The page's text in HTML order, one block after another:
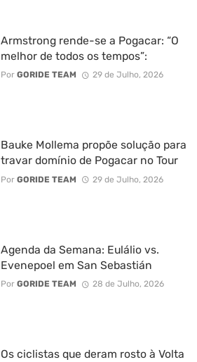
Armstrong rende-se a Pogacar: “O
melhor de todos os tempos”:
Por GORIDE TEAM 29 de Julho, 2026
Bauke Mollema propõe solução para
travar domínio de Pogacar no Tour
Por GORIDE TEAM 29 de Julho, 2026
Agenda da Semana: Eulálio vs.
Evenepoel em San Sebastián
Por GORIDE TEAM 28 de Julho, 2026
Os ciclistas que deram rosto à Volta